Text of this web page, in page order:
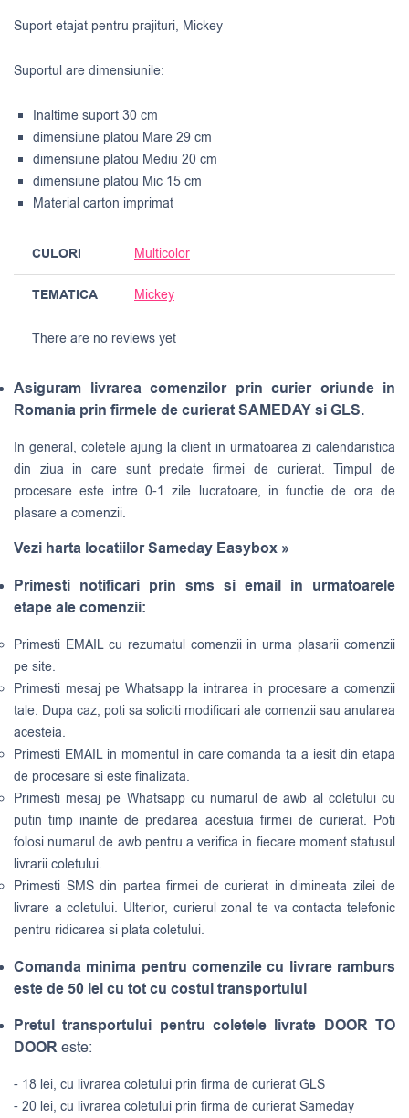
Suport etajat pentru prajituri, Mickey
Suportul are dimensiunile:
Inaltime suport 30 cm
dimensiune platou Mare 29 cm
dimensiune platou Mediu 20 cm
dimensiune platou Mic 15 cm
Material carton imprimat
CULORI Multicolor
TEMATICA Mickey
There are no reviews yet
Asiguram livrarea comenzilor prin curier oriunde in
Romania prin firmele de curierat SAMEDAY si GLS.
In general, coletele ajung la client in urmatoarea zi calendaristica
din ziua in care sunt predate firmei de curierat. Timpul de
procesare este intre 0-1 zile lucratoare, in functie de ora de
plasare a comenzii.
Vezi harta locatiilor Sameday Easybox »
Primesti notificari prin sms si email in urmatoarele
etape ale comenzii:
Primesti EMAIL cu rezumatul comenzii in urma plasarii comenzii
pe site.
Primesti mesaj pe Whatsapp la intrarea in procesare a comenzii
tale. Dupa caz, poti sa soliciti modificari ale comenzii sau anularea
acesteia.
Primesti EMAIL in momentul in care comanda ta a iesit din etapa
de procesare si este finalizata.
Primesti mesaj pe Whatsapp cu numarul de awb al coletului cu
putin timp inainte de predarea acestuia firmei de curierat. Poti
folosi numarul de awb pentru a verifica in fiecare moment statusul
livrarii coletului.
Primesti SMS din partea firmei de curierat in dimineata zilei de
livrare a coletului. Ulterior, curierul zonal te va contacta telefonic
pentru ridicarea si plata coletului.
Comanda minima pentru comenzile cu livrare ramburs
este de 50 lei cu tot cu costul transportului
Pretul transportului pentru coletele livrate DOOR TO
DOOReste:
- 18 lei, cu livrarea coletului prin firma de curierat GLS
- 20 lei, cu livrarea coletului prin firma de curierat Sameday